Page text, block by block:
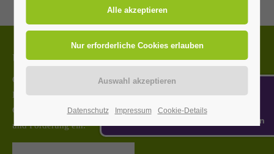
Lorem ipsum dolor sit amet:
24h/ 365days
Über Uns
Grün und Gut bietet nicht nur aus der hauseigenen Gärtnerei
Blumen und Pflanzen zum Verkauf, sondern auch
Gebrauchtwaren. Wir setzen uns für die berufliche Integration
und Förderung ein.
Datenschutz Impressum Cookie-Details
Gehe zu: Bedienhilfen-Einstellungen